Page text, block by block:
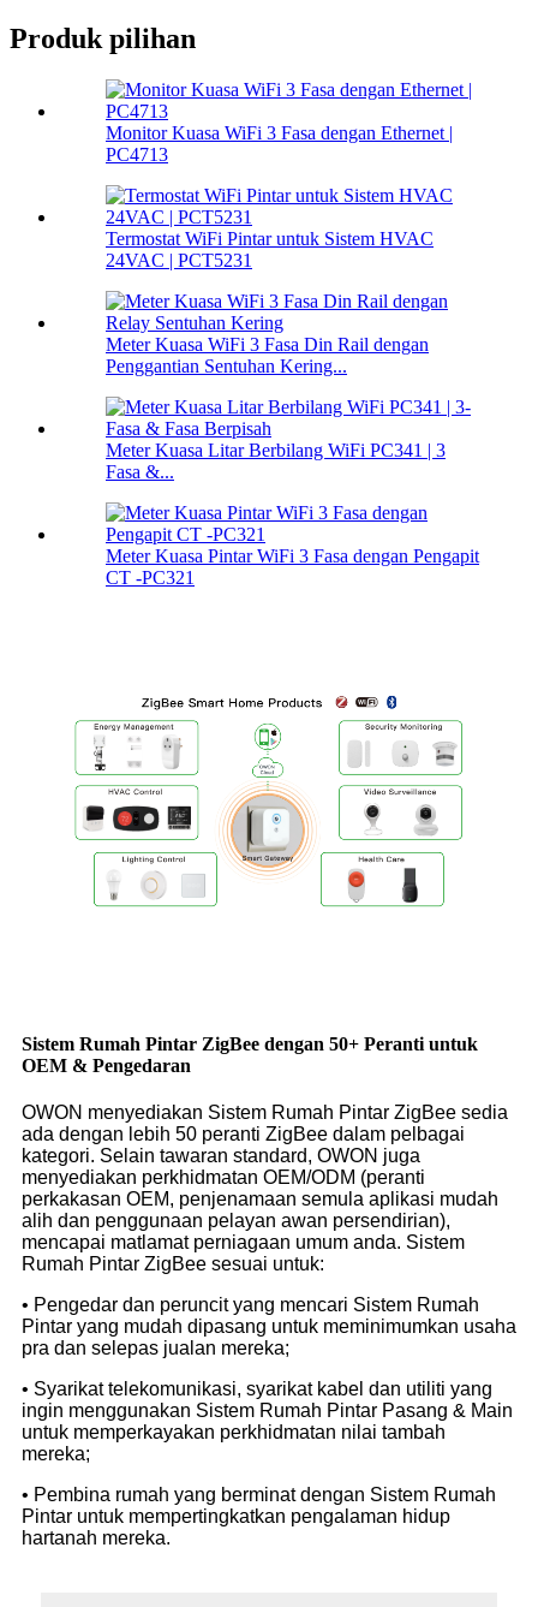
Produk pilihan
Monitor Kuasa WiFi 3 Fasa dengan Ethernet |
PC4713
Termostat WiFi Pintar untuk Sistem HVAC
24VAC | PCT5231
Meter Kuasa WiFi 3 Fasa Din Rail dengan
Penggantian Sentuhan Kering...
Meter Kuasa Litar Berbilang WiFi PC341 | 3
Fasa &...
Meter Kuasa Pintar WiFi 3 Fasa dengan Pengapit
CT -PC321
Sistem Rumah Pintar ZigBee dengan 50+ Peranti untuk
OEM & Pengedaran
OWON menyediakan Sistem Rumah Pintar ZigBee sedia
ada dengan lebih 50 peranti ZigBee dalam pelbagai
kategori. Selain tawaran standard, OWON juga
menyediakan perkhidmatan OEM/ODM (peranti
perkakasan OEM, penjenamaan semula aplikasi mudah
alih dan penggunaan pelayan awan persendirian),
mencapai matlamat perniagaan umum anda. Sistem
Rumah Pintar ZigBee sesuai untuk:
• Pengedar dan peruncit yang mencari Sistem Rumah
Pintar yang mudah dipasang untuk meminimumkan usaha
pra dan selepas jualan mereka;
• Syarikat telekomunikasi, syarikat kabel dan utiliti yang
ingin menggunakan Sistem Rumah Pintar Pasang & Main
untuk memperkayakan perkhidmatan nilai tambah
mereka;
• Pembina rumah yang berminat dengan Sistem Rumah
Pintar untuk mempertingkatkan pengalaman hidup
hartanah mereka.